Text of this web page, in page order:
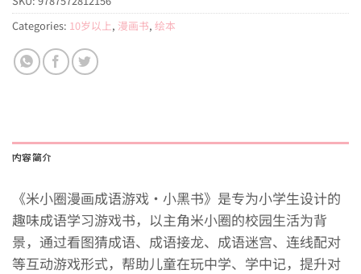
Categories: 10岁以上, 漫画书, 绘本
内容简介
《米小圈漫画成语游戏·小黑书》是专为小学生设计的
趣味成语学习游戏书‌， 以主角米小圈的校园生活为背
景，通过‌看图猜成语、成语接龙、成语迷宫、连线配对
等互动游戏形式，帮助儿童在玩中学、学中记，提升对